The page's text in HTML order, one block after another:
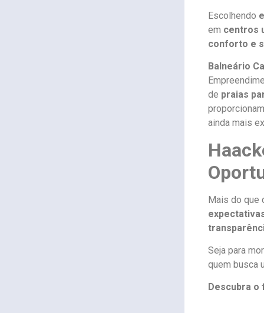
Escolhendo
em centros
conforto e
Balneário
de praias
proporcionam
ainda mais
Mais do que
Seja para
quem busca
Descubra